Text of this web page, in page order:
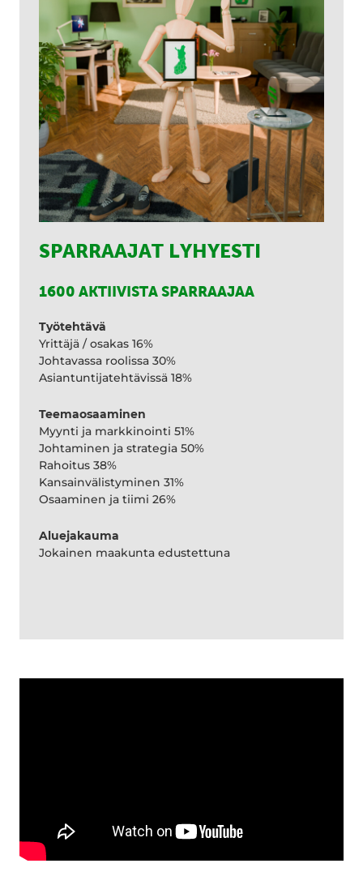
SPARRAAJAT LYHYESTI
1600 AKTIIVISTA SPARRAAJAA
Työtehtävä
Yrittäjä / osakas 16%
Johtavassa roolissa 30%
Asiantuntijatehtävissä 18%
Teemaosaaminen
Myynti ja markkinointi 51%
Johtaminen ja strategia 50%
Rahoitus 38%
Kansainvälistyminen 31%
Osaaminen ja tiimi 26%
Aluejakauma
Jokainen maakunta edustettuna